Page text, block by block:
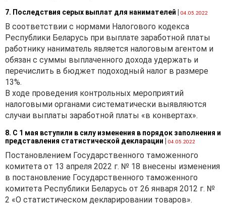
7. Последствия серых выплат для нанимателей | 04.05.2022
В соответствии с нормами Налогового кодекса
Республики Беларусь при выплате заработной платы
работнику наниматель является налоговым агентом и
обязан с суммы выплаченного дохода удержать и
перечислить в бюджет подоходный налог в размере
13%.
В ходе проведения контрольных мероприятий
налоговыми органами систематически выявляются
случаи выплаты заработной платы «в конвертах».
8. С 1 мая вступили в силу изменения в порядок заполнения и
представления статистической декларации | 04.05.2022
Постановлением Государственного таможенного
комитета от 13 апреля 2022 г. № 18 внесены изменения
в постановление Государственного таможенного
комитета Республики Беларусь от 26 января 2012 г. №
2 «О статистическом декларировании товаров».